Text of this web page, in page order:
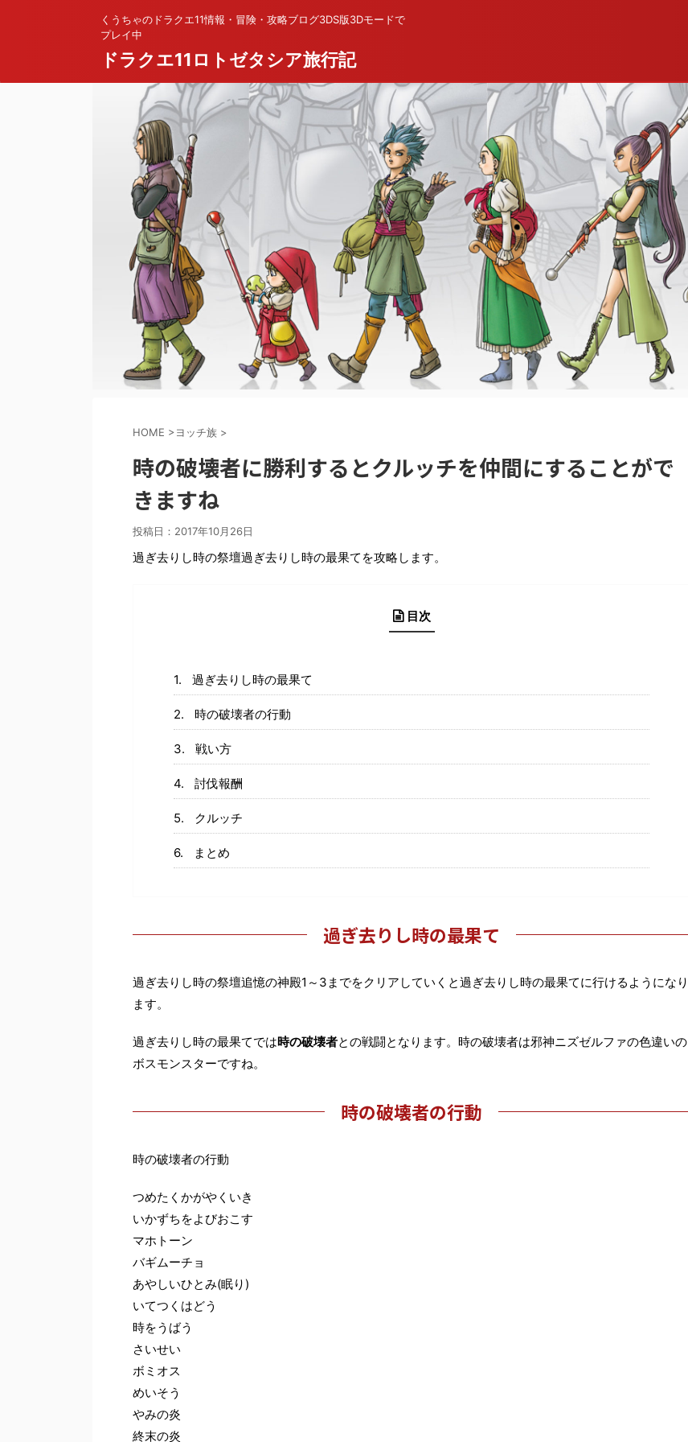
くうちゃのドラクエ11情報・冒険・攻略ブログ3DS版3Dモードで
プレイ中
ドラクエ11ロトゼタシア旅行記
HOME >ヨッチ族 >
時の破壊者に勝利するとクルッチを仲間にすることがで
きますね
投稿日： 2017年10月26日
過ぎ去りし時の祭壇過ぎ去りし時の最果てを攻略します。
目次
過ぎ去りし時の最果て
時の破壊者の行動
戦い方
討伐報酬
クルッチ
まとめ
過ぎ去りし時の最果て
過ぎ去りし時の祭壇追憶の神殿1～3までをクリアしていくと過ぎ去りし時の最果てに行けるようになり
ます。
過ぎ去りし時の最果てでは時の破壊者との戦闘となります。時の破壊者は邪神ニズゼルファの色違いの
ボスモンスターですね。
時の破壊者の行動
時の破壊者の行動
つめたくかがやくいき
いかずちをよびおこす
マホトーン
バギムーチョ
あやしいひとみ(眠り)
いてつくはどう
時をうばう
さいせい
ボミオス
めいそう
やみの炎
終末の炎